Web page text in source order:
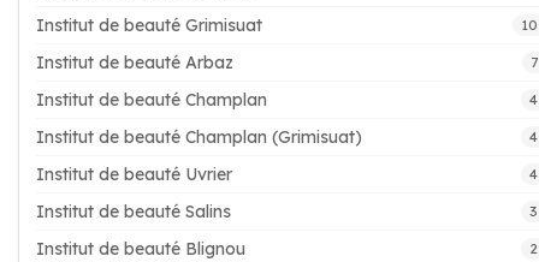
Institut de beauté Grimisuat 10
Institut de beauté Arbaz 7
Institut de beauté Champlan 4
Institut de beauté Champlan (Grimisuat) 4
Institut de beauté Uvrier 4
Institut de beauté Salins 3
Institut de beauté Blignou 2